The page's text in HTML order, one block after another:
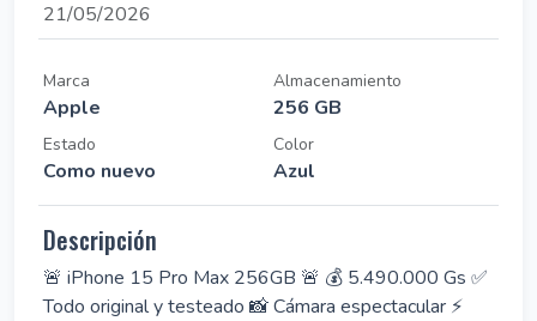
21/05/2026
Marca
Apple
Almacenamiento
256 GB
Estado
Como nuevo
Color
Azul
Descripción
🚨 iPhone 15 Pro Max 256GB 🚨 💰 5.490.000 Gs ✅
Todo original y testeado 📸 Cámara espectacular ⚡